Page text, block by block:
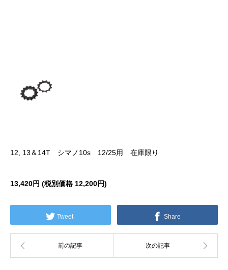
12, 13＆14T シマノ10s 12/25用 在庫限り
13,420円 (税別価格 12,200円)
Tweet Share